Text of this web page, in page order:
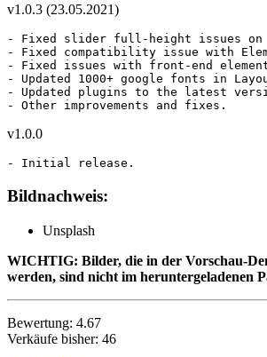
v1.0.3 (23.05.2021)
- Fixed slider full-height issues on
- Fixed compatibility issue with
- Fixed issues with front-end
- Updated 1000+ google fonts in
- Updated plugins to the latest
- Other improvements and fixes.
v1.0.0
- Initial release.
Bildnachweis:
Unsplash
WICHTIG: Bilder, die in der Vorschau-
werden, sind nicht im heruntergeladenen
Bewertung: 4.67
Verkäufe bisher: 46